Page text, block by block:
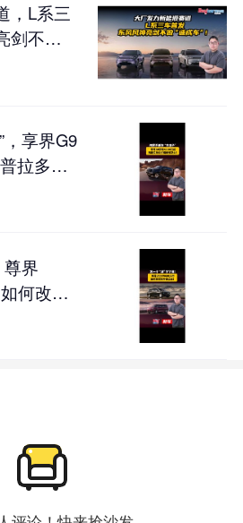
，L系三
剑不
，享界G9
拉多的
尊界
何改写